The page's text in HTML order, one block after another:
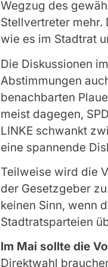
Wegzug des
Stellvertreter mehr.
wie es im Stadtrat
Die Diskussionen
Abstimmungen
benachbarten
meist dagegen,
LINKE schwankt
eine spannende
Teilweise wird die
der Gesetzgeber
keinen Sinn, wenn
Stadtratsparteien
Im Mai sollte die
Direktwahl